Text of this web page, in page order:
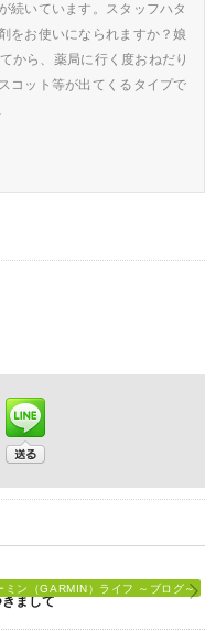
続いています。スタッフハタ
をお使いになられますか？娘
から、薬局に行く度おねだり
コット等が出てくるタイプで
ミン（GARMIN）ライフ ～ブログ～
まして